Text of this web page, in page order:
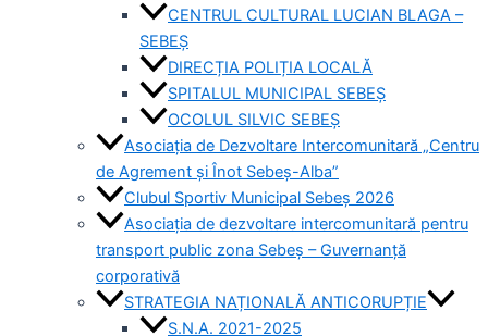
CENTRUL CULTURAL LUCIAN BLAGA –
SEBEȘ
DIRECȚIA POLIȚIA LOCALĂ
SPITALUL MUNICIPAL SEBEȘ
OCOLUL SILVIC SEBEȘ
Asociația de Dezvoltare Intercomunitară „Centru
de Agrement și Înot Sebeș-Alba”
Clubul Sportiv Municipal Sebeș 2026
Asociația de dezvoltare intercomunitară pentru
transport public zona Sebeș – Guvernanță
corporativă
STRATEGIA NAȚIONALĂ ANTICORUPȚIE
S.N.A. 2021-2025